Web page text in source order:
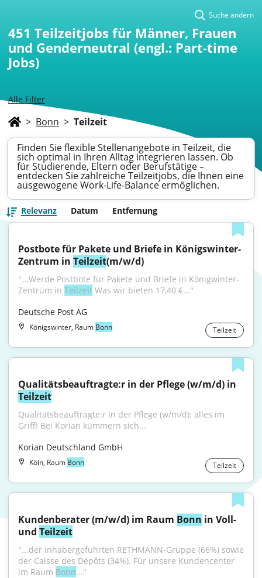
Alle Filter
Suche ändern
451 Teilzeitjobs für Männer, Frauen
und Genderneutral (engl.: Part-time
Jobs)
> Bonn > Teilzeit
Finden Sie flexible Stellenangebote in Teilzeit, die
sich optimal in Ihren Alltag integrieren lassen. Ob
für Studierende, Eltern oder Berufstätige –
entdecken Sie zahlreiche Teilzeitjobs, die Ihnen eine
ausgewogene Work-Life-Balance ermöglichen.
Relevanz Datum Entfernung
Postbote für Pakete und Briefe in Königswinter-
Zentrum in Teilzeit(m/w/d)
"...Werde Postbote für Pakete und Briefe in Königwinter-
Zentrum in Teilzeit Was wir bieten 17,40 €..."
Deutsche Post AG
Königswinter, Raum Bonn Teilzeit
Teilzeit
Qualitätsbeauftragte:r in der Pflege (w/m/d): alles im
Griff! Bei Korian kümmern sich...
Korian Deutschland GmbH
Köln, Raum Bonn Teilzeit
Kundenberater (m/w/d) im Raum Bonn in Voll-
und Teilzeit
"...der inhabergeführten RETHMANN-Gruppe (66%) sowie
der Caisse des Dépôts (34%). Für unsere Kundencenter
im Raum Bonn..."